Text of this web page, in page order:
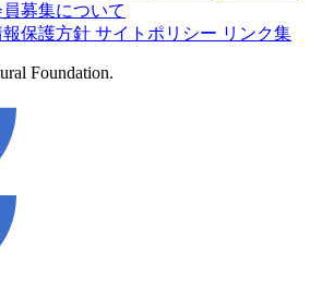
募集について
保護方針 サイトポリシー リンク集
Foundation.